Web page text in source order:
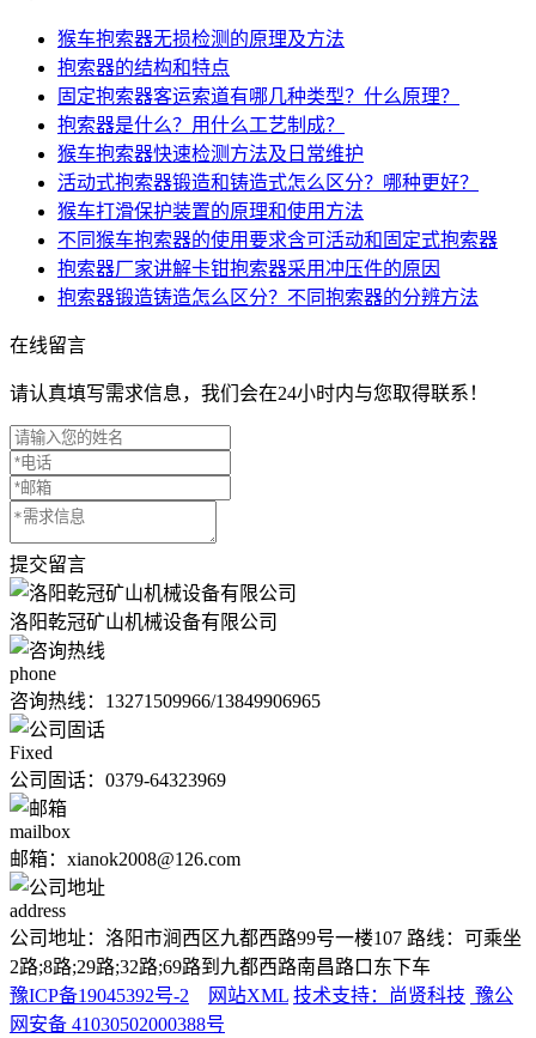
猴车抱索器无损检测的原理及方法
抱索器的结构和特点
固定抱索器客运索道有哪几种类型？什么原理？
抱索器是什么？用什么工艺制成？
猴车抱索器快速检测方法及日常维护
活动式抱索器锻造和铸造式怎么区分？哪种更好？
猴车打滑保护装置的原理和使用方法
不同猴车抱索器的使用要求含可活动和固定式抱索器
抱索器厂家讲解卡钳抱索器采用冲压件的原因
抱索器锻造铸造怎么区分？不同抱索器的分辨方法
在线留言
请认真填写需求信息，我们会在24小时内与您取得联系！
提交留言
洛阳乾冠矿山机械设备有限公司
phone
咨询热线： 13271509966/13849906965
Fixed
公司固话：0379-64323969
mailbox
邮箱：xianok2008@126.com
address
公司地址：洛阳市涧西区九都西路99号一楼107 路线：可乘坐
2路;8路;29路;32路;69路到九都西路南昌路口东下车
豫ICP备19045392号-2
网站XML 技术支持：尚贤科技 豫公
网安备 41030502000388号